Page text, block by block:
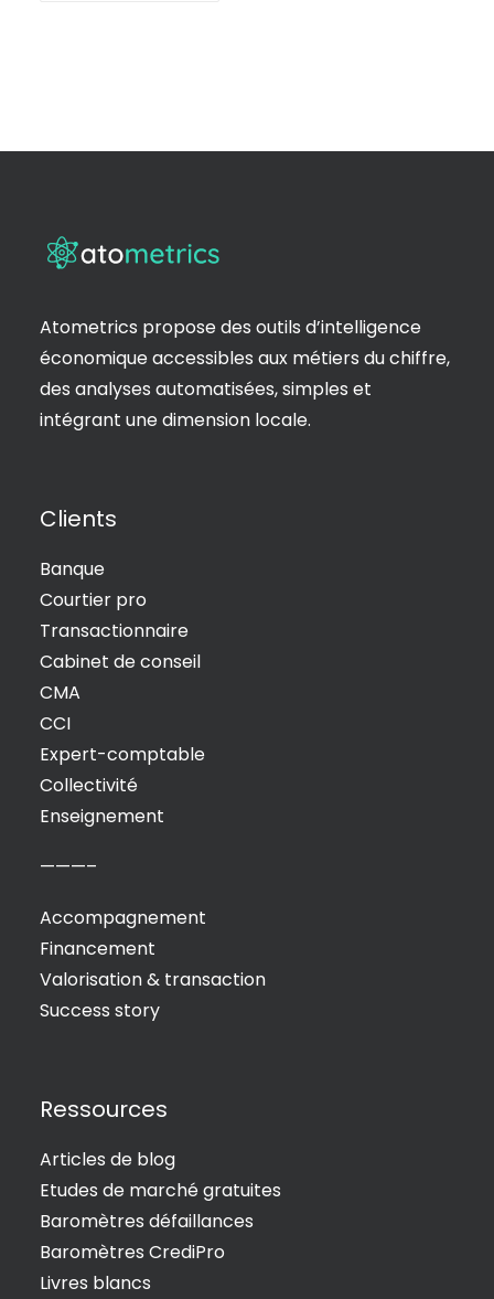
Atometrics propose des outils d’intelligence
économique accessibles aux métiers du chiffre,
des analyses automatisées, simples et
intégrant une dimension locale.
Clients
Banque
Courtier pro
Transactionnaire
Cabinet de conseil
CMA
CCI
Expert-comptable
Collectivité
Enseignement
———–
Accompagnement
Financement
Valorisation & transaction
Success story
Ressources
Articles de blog
Etudes de marché gratuites
Baromètres défaillances
Baromètres CrediPro
Livres blancs